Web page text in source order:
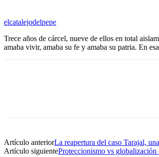
elcatalejodelpepe
Trece años de cárcel, nueve de ellos en total
amaba vivir, amaba su fe y amaba su patria. En
Artículo anteriorLa reapertura del caso Tarajal,
Artículo siguienteProteccionismo vs